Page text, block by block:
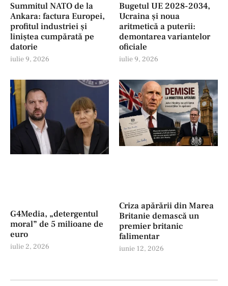
Summitul NATO de la
Ankara: factura Europei,
profitul industriei şi
liniștea cumpărată pe
datorie
iulie 9, 2026
Bugetul UE 2028-2034,
Ucraina și noua
aritmetică a puterii:
demontarea variantelor
oficiale
iulie 9, 2026
G4Media, „detergentul
moral” de 5 milioane de
euro
iulie 2, 2026
Criza apărării din Marea
Britanie demască un
premier britanic
falimentar
iunie 12, 2026